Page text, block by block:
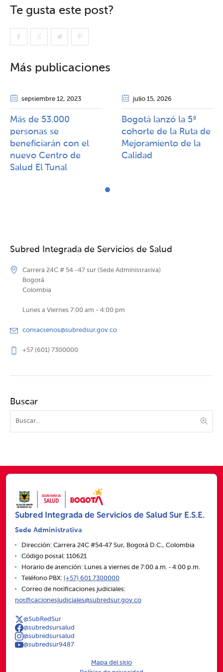
Te gusta este post?
Más publicaciones
septiembre 12, 2023
Más de 53.000
personas se
beneficiarán con el
nuevo Centro de
Salud El Tunal
julio 15, 2026
Bogotá lanzó la 5ª
cohorte de la Ruta de
Mejoramiento de la
Calidad​​
Subred Integrada de Servicios de Salud
Carrera 24C # 54 -47 sur (Sede Administrativa)
Bogotá
Colombia
Lunes a Viernes 7:00 am - 4:00 pm
contactenos@subredsur.gov.co
+57 (601) 7300000
Buscar
Subred Integrada de Servicios de Salud Sur E.S.E.
Sede Administrativa
Dirección: Carrera 24C #54‑47 Sur, Bogotá D.C., Colombia
Código postal: 110621
Horario de atención: Lunes a viernes de 7:00 a.m. ‑ 4:00 p.m.
Teléfono PBX: (+57) 601 7300000
Correo de notificaciones judiciales:
notificacionesjudiciales@subredsur.gov.co
@SubRedSur
@subredsursalud
@subredsursalud
@subredsur9487
Mapa del sitio